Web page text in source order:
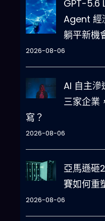
GPT-5.6
Agent 經
躺平新機
2026-08-06
AI 自主
三家企業
寫？
2026-08-06
亞馬遜砸
賽如何重
2026-08-06